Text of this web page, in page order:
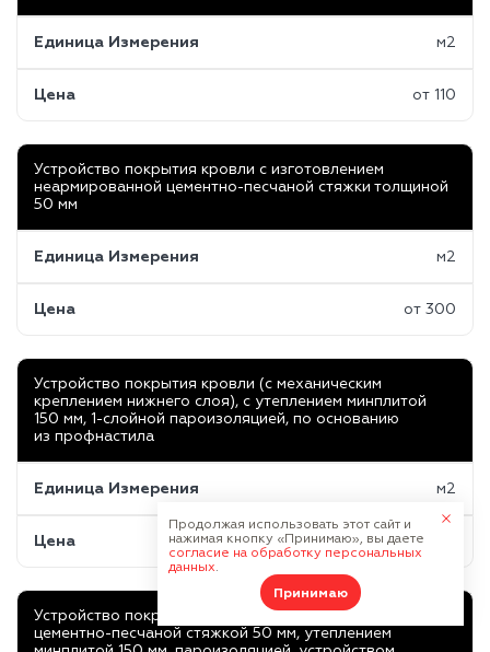
Единица Измерения м2
Цена от 110
Устройство покрытия кровли с изготовлением
неармированной цементно-песчаной стяжки толщиной
50 мм
Единица Измерения м2
Цена от 300
Устройство покрытия кровли (с механическим
креплением нижнего слоя), с утеплением минплитой
150 мм, 1-слойной пароизоляцией, по основанию
из профнастила
Единица Измерения м2
Цена от 340
Устройство покрытия кровли с армированной
цементно-песчаной стяжкой 50 мм, утеплением
Продолжая использовать этот сайт и
нажимая кнопку «Принимаю», вы даете
согласие на обработку персональных
данных.
Принимаю